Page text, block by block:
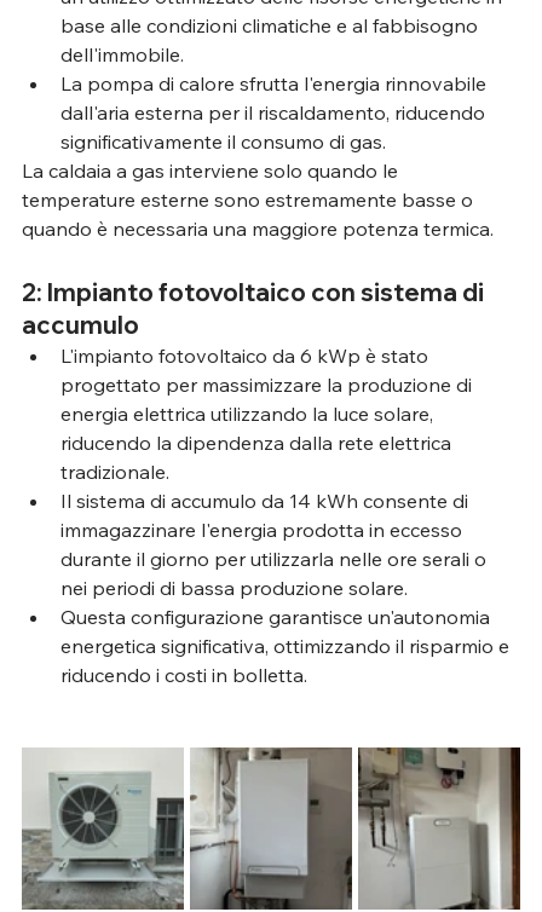
base alle condizioni climatiche e al fabbisogno
dell'immobile.
La pompa di calore sfrutta l'energia rinnovabile
dall'aria esterna per il riscaldamento, riducendo
significativamente il consumo di gas.
La caldaia a gas interviene solo quando le
temperature esterne sono estremamente basse o
quando è necessaria una maggiore potenza termica.
2: Impianto fotovoltaico con sistema di
accumulo
L'impianto fotovoltaico da 6 kWp è stato
progettato per massimizzare la produzione di
energia elettrica utilizzando la luce solare,
riducendo la dipendenza dalla rete elettrica
tradizionale.
Il sistema di accumulo da 14 kWh consente di
immagazzinare l'energia prodotta in eccesso
durante il giorno per utilizzarla nelle ore serali o
nei periodi di bassa produzione solare.
Questa configurazione garantisce un'autonomia
energetica significativa, ottimizzando il risparmio e
riducendo i costi in bolletta.